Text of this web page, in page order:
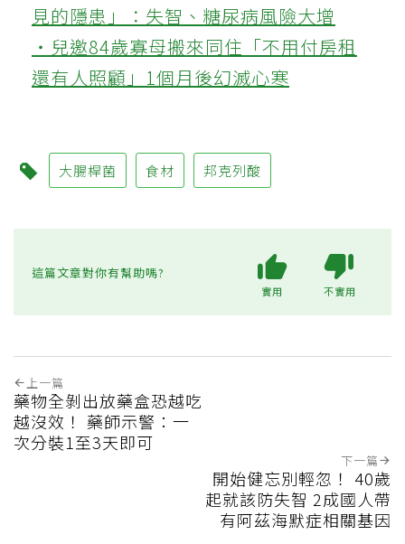
見的隱患」：失智、糖尿病風險大增
‧兒邀84歲寡母搬來同住「不用付房租
還有人照顧」1個月後幻滅心寒
大腸桿菌 食材 邦克列酸
這篇文章對你有幫助嗎?
實用 不實用
上一篇
藥物全剝出放藥盒恐越吃
越沒效！ 藥師示警：一
次分裝1至3天即可
下一篇
開始健忘別輕忽！ 40歲
起就該防失智 2成國人帶
有阿茲海默症相關基因